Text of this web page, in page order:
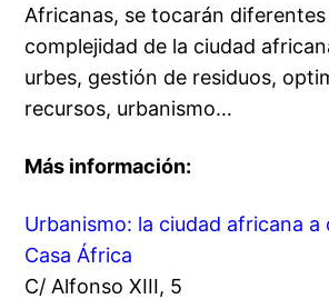
Africanas, se tocarán
complejidad de la ciudad
urbes, gestión de residuos,
recursos, urbanismo…
Más información:
Urbanismo: la ciudad africana a
Casa África
C/ Alfonso XIII, 5